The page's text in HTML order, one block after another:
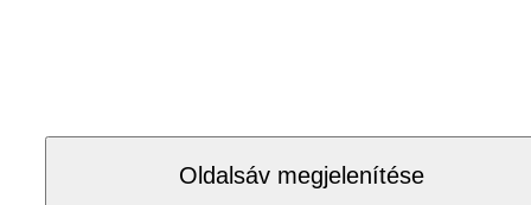
Oldalsáv megjelenítése